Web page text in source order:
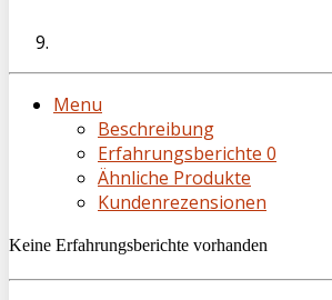
Menu
Beschreibung
Erfahrungsberichte 0
Ähnliche Produkte
Kundenrezensionen
Keine Erfahrungsberichte vorhanden